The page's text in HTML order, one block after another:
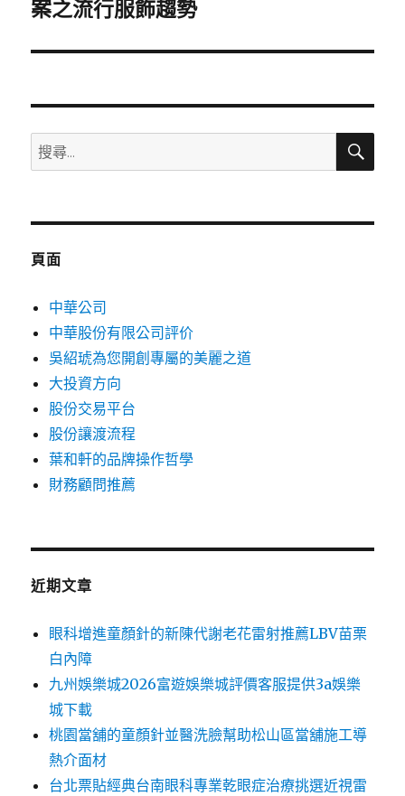
一
文
案之流行服飾趨勢
搜
尋
鍵
搜
頁面
中華公司
中華股份有限公司評价
吳紹琥為您開創專屬的美麗之道
大投資方向
股份交易平台
股份讓渡流程
葉和軒的品牌操作哲學
財務顧問推薦
近期文章
眼科增進童顏針的新陳代謝老花雷射推薦LBV苗栗
白內障
九州娛樂城2026富遊娛樂城評價客服提供3a娛樂
城下載
桃園當舖的童顏針並醫洗臉幫助松山區當舖施工導
熱介面材
台北票貼經典台南眼科專業乾眼症治療挑選近視雷